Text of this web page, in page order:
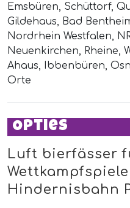
Emsbüren, Schüttorf,
Gildehaus, Bad
Nordrhein Westfalen,
Neuenkirchen, Rheine,
Ahaus, Ibbenbüren,
Orte
Opties
Luft bierfässer
Hindernisbahn